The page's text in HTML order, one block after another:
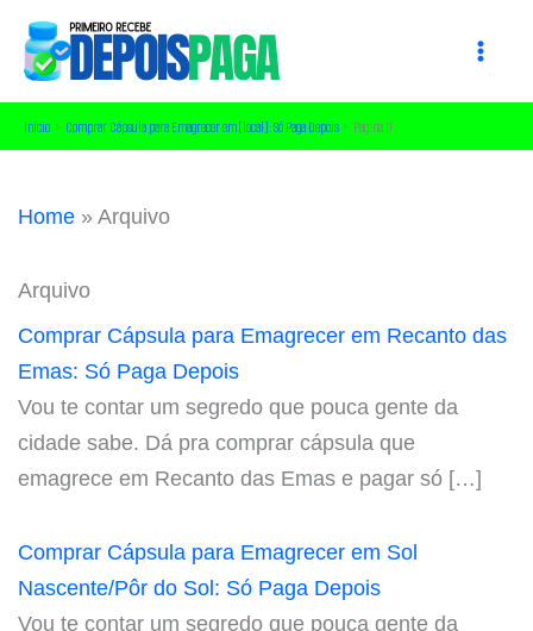
para
conteúdo
Início Comprar Cápsula para Emagrecer em [local]: Só Paga Depois Pagina 11
Home »Arquivo
Arquivo
Comprar Cápsula para Emagrecer em Recanto das
Emas: Só Paga Depois
Vou te contar um segredo que pouca gente da
cidade sabe. Dá pra comprar cápsula que
emagrece em Recanto das Emas e pagar só […]
Comprar Cápsula para Emagrecer em Sol
Nascente/Pôr do Sol: Só Paga Depois
Vou te contar um segredo que pouca gente da